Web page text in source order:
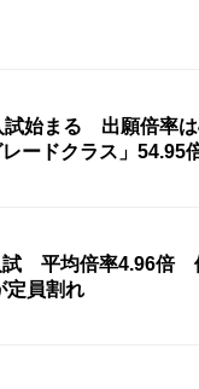
試始まる 出願倍率
ードクラス」54.95
試 平均倍率4.96倍
員割れ